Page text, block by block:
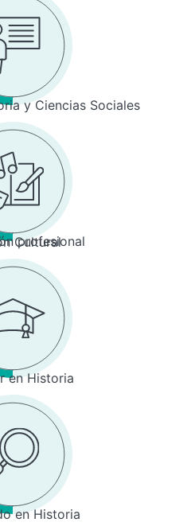
y Ciencias Sociales
profesional
Cultural
en Historia
en Historia